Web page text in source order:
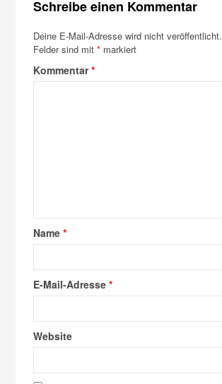
Schreibe einen Kommentar
Deine E-Mail-Adresse wird nicht veröffentlicht.
Felder sind mit* markiert
Kommentar*
Name*
E-Mail-Adresse*
Website